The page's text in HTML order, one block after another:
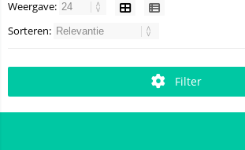
Weergave:
Sorteren:
Filter